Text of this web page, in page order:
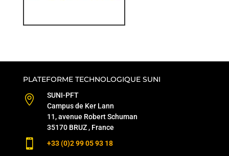
PLATEFORME TECHNOLOGIQUE SUNI

SUNI-PFT
Campus de Ker Lann
11, avenue Robert Schuman
35170 BRUZ , France
 +33 (0)2 99 05 93 18